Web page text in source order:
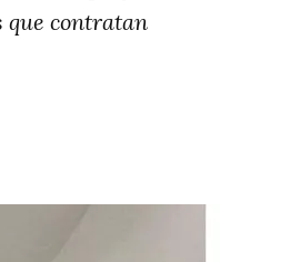
que contratan